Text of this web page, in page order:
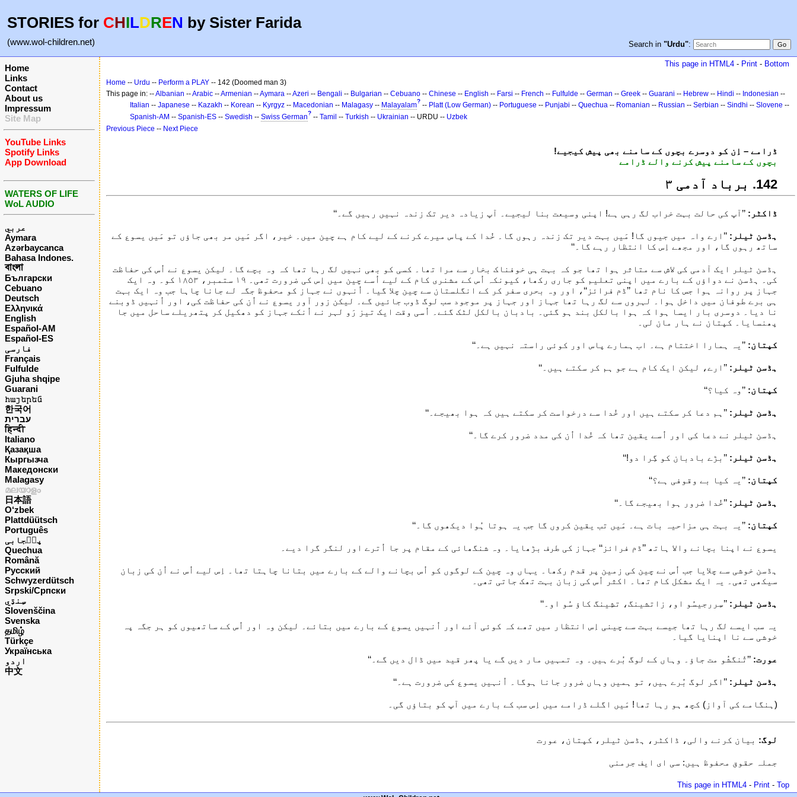
STORIES for CHILDREN by Sister Farida
(www.wol-children.net) Search in "Urdu":
Home
Links
Contact
About us
Impressum
Site Map
YouTube Links
Spotify Links
App Download
WATERS OF LIFE
WoL AUDIO
عربي
Aymara
Azərbaycanca
Bahasa Indones.
বাংলা
Български
Cebuano
Deutsch
Ελληνικά
English
Español-AM
Español-ES
فارسی
Français
Fulfulde
Gjuha shqipe
Guarani
հայերեն
한국어
עברית
हिन्दी
Italiano
Қазақша
Кыргызча
Македонски
Malagasy
മലയാളം
日本語
O‘zbek
Plattdüütsch
Português
پن٘جابی
Quechua
Română
Русский
Schwyzerdütsch
Srpski/Српски
Slovenščina
Svenska
தமிழ்
Türkçe
Українська
اردو
中文
This page in HTML4 - Print - Bottom
Home -- Urdu -- Perform a PLAY -- 142 (Doomed man 3)
This page in: --Albanian --Arabic --Armenian --Aymara --Azeri -- Bengali -- Bulgarian -- Cebuano -- Chinese -- English -- Farsi -- French -- Fulfulde -- German -- Greek -- Guarani -- Hebrew -- Hindi -- Indonesian --
Italian -- Japanese -- Kazakh -- Korean -- Kyrgyz -- Macedonian -- Malagasy -- Malayalam? -- Platt (Low German) -- Portuguese -- Punjabi -- Quechua -- Romanian -- Russian -- Serbian -- Sindhi -- Slovene --
Spanish-AM -- Spanish-ES -- Swedish -- Swiss German? -- Tamil -- Turkish -- Ukrainian -- URDU -- Uzbek
Previous Piece -- Next Piece
!ڈرامے – اِن کو دوسرے بچوں کے سامنے بھی پیش کیجیے
بچوں کے سامنے پیش کرنے والے ڈرامے
241. برباد آدمی ۳
ڈاکٹر: ’’آپ کی حالت بہت خراب لگ رہی ہے! اپنی وسیعت بنا لیجیے۔ آپ زیادہ دیر تک زندہ نہیں رہیں گے۔‘‘
ہڈسن ٹیلر: ’’ارے واہ میں جیوں گا! مَیں بہت دیر تک زندہ رہوں گا۔ خُدا کے پاس میرے کرنے کے لیے کام ہے چین میں۔ خیر، اگر مَیں مر بھی جاؤں تو مَیں یسوع کے
ساتھ رہوں گا، اور مجھے اِس کا انتظار رہے گا۔‘‘
ہڈسن ٹیلر ایک آدمی کی لاش سے متاثر ہوا تھا جو کہ بہت ہی خوفناک بخار سے مرا تھا۔ کسی کو بھی نہیں لگ رہا تھا کہ وہ بچے گا۔ لیکن یسوع نے اُس کی حفاظت
کی۔ ہڈسن نے دواؤں کے بارے میں اپنی تعلیم کو جاری رکھا، کیونکہ اُس کے مشنری کام کے لیے اُسے چین میں اِس کی ضرورت تھی۔ ۹۱ ستمبر، ۳۵۸۱ کو۔ وہ ایک
جہاز پر روانہ ہوا جس کا نام تھا ’’ڈم فرائز‘‘، اور وہ بحری سفر کر کے انگلستان سے چین چلا گیا۔ اُنہوں نے جہاز کو محفوظ جگہ لے جانا چاہا جب وہ ایک بہت
ہی برے طوفان میں داخل ہوا۔ لہروں سے لگ رہا تھا جہاز اور جہاز پر موجود سب لوگ ڈوب جائیں گے۔ لیکن زور آور یسوع نے اُن کی حفاظت کی، اور اُنہیں ڈوبنے
نا دیا۔ دوسری بار ایسا ہوا کہ ہوا بالکل بند ہو گئی۔ بادبان بالکل لٹک گئے۔ اُسی وقت ایک تیز رَو لہر نے اُنکے جہاز کو دھکیل کر پتھریلے ساحل میں جا
پھنسایا۔ کپتان نے ہار مان لی۔
کپتان: ’’یہ ہمارا اختتام ہے۔ اب ہمارے پاس اور کوئی راستہ نہیں ہے۔‘‘
ہڈسن ٹیلر: ’’ارے، لیکن ایک کام ہے جو ہم کر سکتے ہیں۔‘‘
کپتان: ’’وہ کیا؟‘‘
ہڈسن ٹیلر: ’’ہم دعا کر سکتے ہیں اور خُدا سے درخواست کر سکتے ہیں کہ ہوا بھیجے۔‘‘
ہڈسن ٹیلر نے دعا کی اور اُسے یقین تھا کہ خُدا اُن کی مدد ضرور کرے گا۔‘‘
ہڈسن ٹیلر: ’’بڑے بادبان کو گِرا دو!‘‘
کپتان: ’’یہ کیا بے وقوفی ہے؟‘‘
ہڈسن ٹیلر: ’’خُدا ضرور ہوا بھیجے گا۔‘‘
کپتان: ’’یہ بہت ہی مزاحیہ بات ہے۔ مَیں تب یقین کروں گا جب یہ ہوتا ہُوا دیکھوں گا۔‘‘
یسوع نے اپنا بچانے والا ہاتھ ’’ڈم فرائز‘‘ جہاز کی طرف بڑھایا۔ وہ شنگھائی کے مقام پر جا اُترے اور لنگر گرا دیے۔
ہڈسن خوشی سے چلایا جب اُس نے چین کی زمین پر قدم رکھا۔ یہاں وہ چین کے لوگوں کو اُس بچانے والے کے بارے میں بتانا چاہتا تھا۔ اِس لیے اُس نے اُن کی زبان
سیکھی تھی۔ یہ ایک مشکل کام تھا۔ اکثر اُس کی زبان بہت تھک جاتی تھی۔
ہڈسن ٹیلر: ’’سِررجیسُو او، زاتشینگ، تشِینگ کاؤ سُو او۔‘‘
یہ سب ایسے لگ رہا تھا جیسے بہت سے چینی اِس انتظار میں تھے کہ کوئی آئے اور اُنہیں یسوع کے بارے میں بتائے۔ لیکن وہ اور اُس کے ساتھیوں کو ہر جگہ پہ
خوشی سے نا اپنایا گیا۔
عورت: ’’تُنگشُو مت جاؤ۔ وہاں کے لوگ بُرے ہیں۔ وہ تمہیں مار دیں گے یا پھر قید میں ڈال دیں گے۔‘‘
ہڈسن ٹیلر: ’’اگر لوگ بُرے ہیں، تو ہمیں وہاں ضرور جانا ہوگا۔ اُنہیں یسوع کی ضرورت ہے۔‘‘
(ہنگامے کی آواز) کچھ ہو رہا تھا! مَیں اگلے ڈرامے میں اِس سب کے بارے میں آپ کو بتاؤں گی۔
لوگ: بیان کرنے والی، ڈاکٹر، ہڈسن ٹیلر، کپتان، عورت
جملہ حقوق محفوظ ہیں: سی ای ایف جرمنی
This page in HTML4 - Print - Top